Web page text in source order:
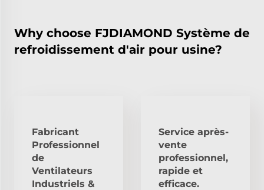
Why choose FJDIAMOND Système de
refroidissement d'air pour usine?
Fabricant
Professionnel
de
Ventilateurs
Industriels &
Service après-
vente
professionnel,
rapide et
efficace.